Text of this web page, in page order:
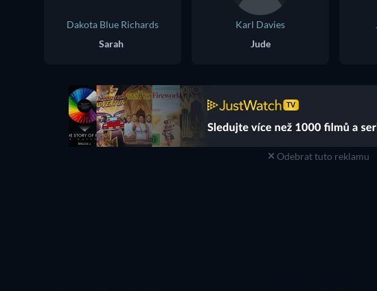
Dakota Blue Richards
Sarah
Karl Davies
Jude
Odebrat tuto reklamu